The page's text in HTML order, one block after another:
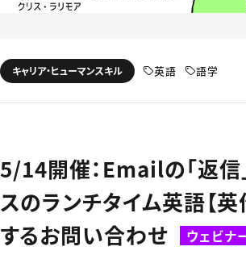
ィア
キャリア・ヒューマンスキル 英語 語学
5/14開催：Emailの「返信
スのランチタイム英語【
するお問い合わせ
ウェビナ